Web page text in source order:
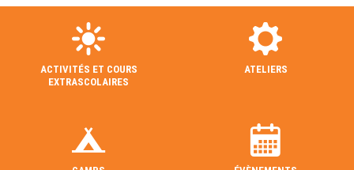
ACTIVITÉS ET COURS
EXTRASCOLAIRES
ATELIERS